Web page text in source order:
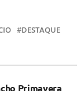
DESTAQUE
Primavera